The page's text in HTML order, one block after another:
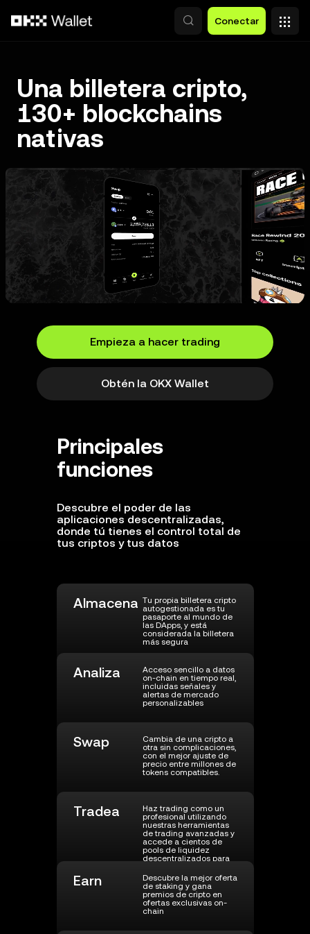
Conectar
Una billetera cripto,
130+ blockchains
nativas
Empieza a hacer trading
Obtén la OKX Wallet
Principales
funciones
Descubre el poder de las
aplicaciones descentralizadas,
donde tú tienes el control total de
tus criptos y tus datos
Almacena Tu propia billetera cripto
autogestionada es tu
pasaporte al mundo de
las DApps, y está
considerada la billetera
más segura
Analiza
Acceso sencillo a datos
on-chain en tiempo real,
incluidas señales y
alertas de mercado
personalizables
Swap
Cambia de una cripto a
otra sin complicaciones,
con el mejor ajuste de
precio entre millones de
tokens compatibles.
Tradea
Haz trading como un
profesional utilizando
nuestras herramientas
de trading avanzadas y
accede a cientos de
pools de liquidez
descentralizados para
precios
Earn
Descubre la mejor oferta
de staking y gana
premios de cripto en
ofertas exclusivas on-
chain